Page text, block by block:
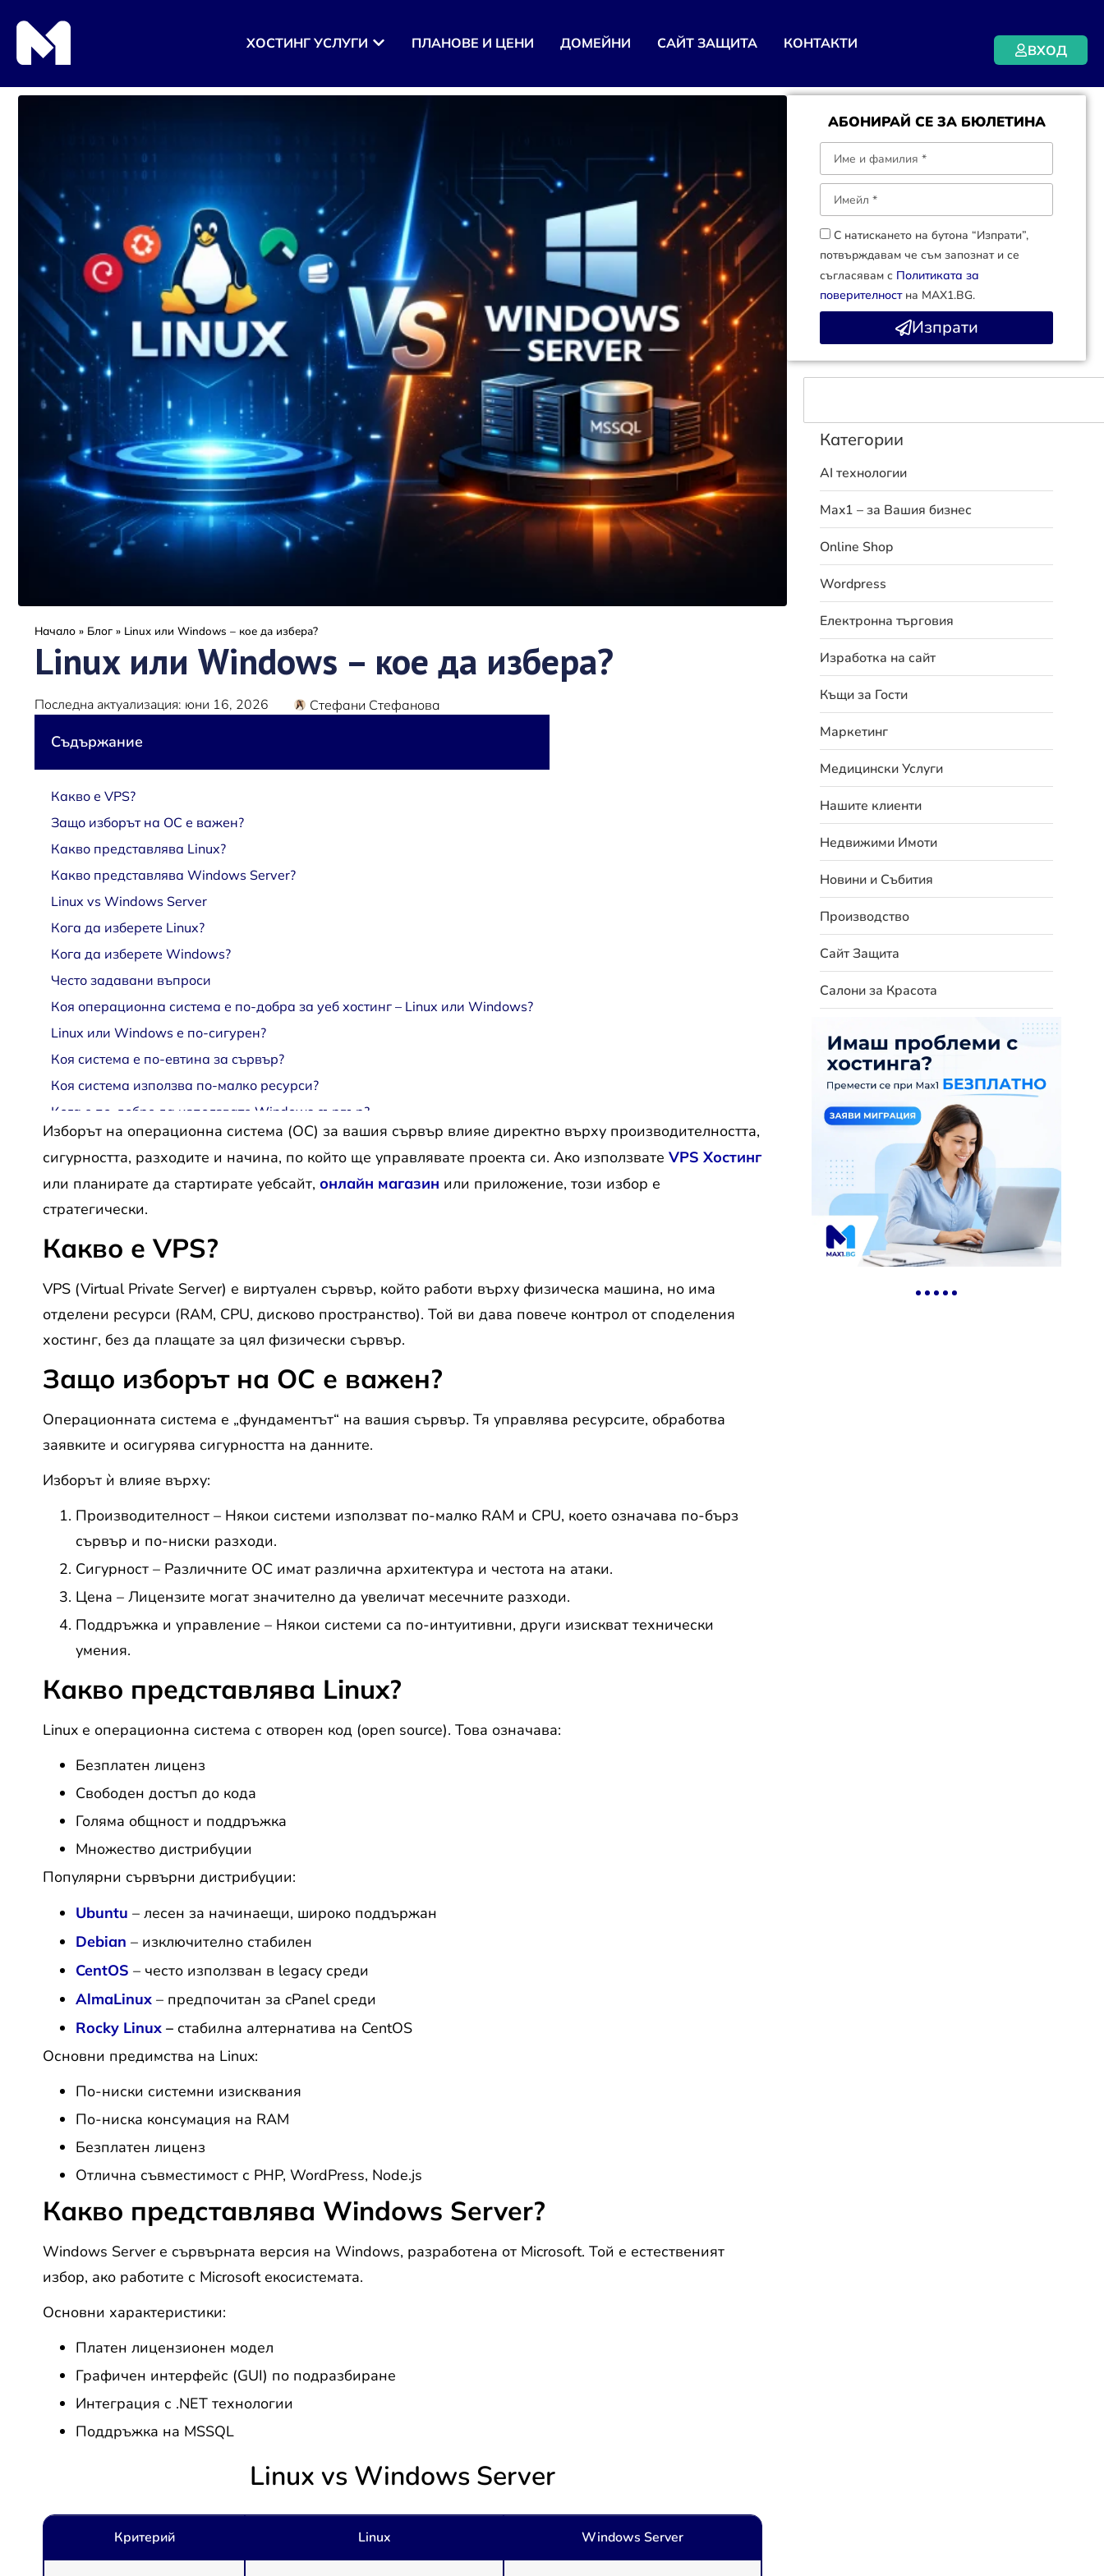
ХОСТИНГ УСЛУГИ ПЛАНОВЕ И ЦЕНИ ДОМЕЙНИ САЙТ ЗАЩИТА КОНТАКТИ ВХОД
Начало » Блог » Linux или Windows – кое да избера?
Linux или Windows – кое да избера?
Последна актуализация: юни 16, 2026 Стефани Стефанова
Съдържание
Какво е VPS?
Защо изборът на ОС е важен?
Какво представлява Linux?
Какво представлява Windows Server?
Linux vs Windows Server
Кога да изберете Linux?
Кога да изберете Windows?
Често задавани въпроси
Коя операционна система е по-добра за уеб хостинг – Linux или Windows?
Linux или Windows е по-сигурен?
Коя система е по-евтина за сървър?
Коя система използва по-малко ресурси?
Кога е по-добре да използвате Windows сървър?
Може ли да се премине от Linux към Windows сървър?
Изборът на операционна система (ОС) за вашия сървър влияе директно върху производителността,
сигурността, разходите и начина, по който ще управлявате проекта си. Ако използвате VPS Хостинг
или планирате да стартирате уебсайт, онлайн магазин или приложение, този избор е
стратегически.
Какво е VPS?
VPS (Virtual Private Server) е виртуален сървър, който работи върху физическа машина, но има
отделени ресурси (RAM, CPU, дисково пространство). Той ви дава повече контрол от споделения
хостинг, без да плащате за цял физически сървър.
Защо изборът на ОС е важен?
Операционната система е „фундаментът“ на вашия сървър. Тя управлява ресурсите, обработва
заявките и осигурява сигурността на данните.
Изборът ѝ влияе върху:
Производителност – Някои системи използват по-малко RAM и CPU, което означава по-бърз
сървър и по-ниски разходи.
Сигурност – Различните ОС имат различна архитектура и честота на атаки.
Цена – Лицензите могат значително да увеличат месечните разходи.
Поддръжка и управление – Някои системи са по-интуитивни, други изискват технически
умения.
Какво представлява Linux?
Linux е операционна система с отворен код (open source). Това означава:
Безплатен лиценз
Свободен достъп до кода
Голяма общност и поддръжка
Множество дистрибуции
Популярни сървърни дистрибуции:
Ubuntu – лесен за начинаещи, широко поддържан
Debian – изключително стабилен
CentOS – често използван в legacy среди
AlmaLinux – предпочитан за cPanel среди
Rocky Linux – стабилна алтернатива на CentOS
Основни предимства на Linux:
По-ниски системни изисквания
По-ниска консумация на RAM
Безплатен лиценз
Отлична съвместимост с PHP, WordPress, Node.js
Какво представлява Windows Server?
Windows Server е сървърната версия на Windows, разработена от Microsoft. Той е естественият
избор, ако работите с Microsoft екосистемата.
Основни характеристики:
Платен лицензионен модел
Графичен интерфейс (GUI) по подразбиране
Интеграция с .NET технологии
Поддръжка на MSSQL
Linux vs Windows Server
Критерий Linux Windows Server
АБОНИРАЙ СЕ ЗА БЮЛЕТИНА
С натискането на бутона “Изпрати”,
потвърждавам че съм запознат и се
съгласявам с Политиката за
поверителностна MAX1.BG.
Изпрати
Категории
AI технологии
Max1 – за Вашия бизнес
Online Shop
Wordpress
Електронна търговия
Изработка на сайт
Къщи за Гости
Маркетинг
Медицински Услуги
Нашите клиенти
Недвижими Имоти
Новини и Събития
Производство
Сайт Защита
Салони за Красота